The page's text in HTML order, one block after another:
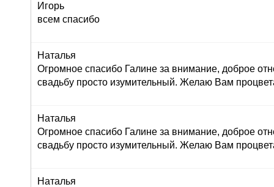
Игорь
всем спасибо
Наталья
Огромное спасибо Галине за внимание, доброе
свадьбу просто изумительный. Желаю Вам
Наталья
Огромное спасибо Галине за внимание, доброе
свадьбу просто изумительный. Желаю Вам
Наталья